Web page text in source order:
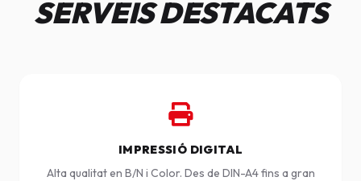
SERVEIS DESTACATS
IMPRESSIÓ DIGITAL
Alta qualitat en B/N i Color. Des de DIN-A4 fins a gran